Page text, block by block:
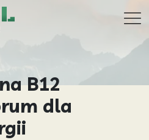
B12
dla